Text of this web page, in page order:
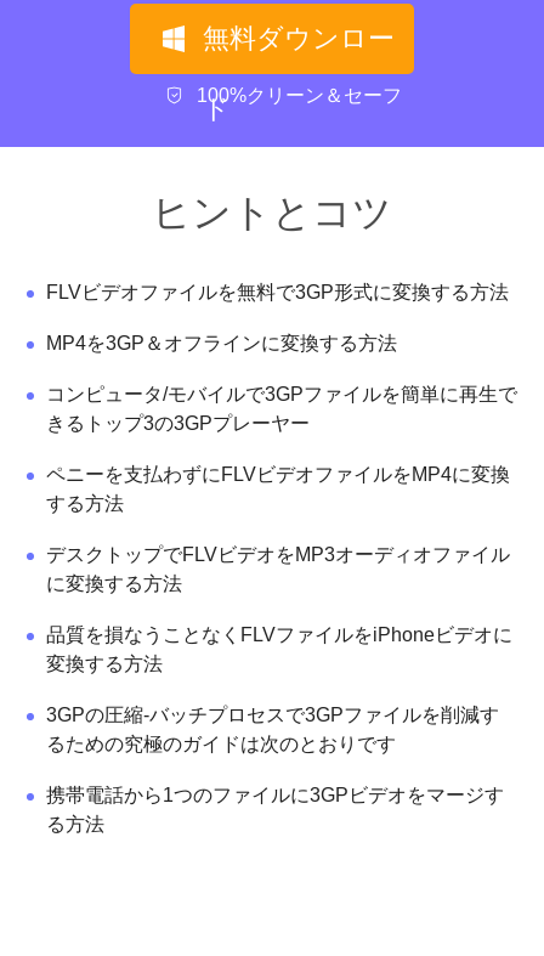
無料ダウンロー
ド
100%クリーン＆セーフ
ヒントとコツ
FLVビデオファイルを無料で3GP形式に変換する方法
MP4を3GP＆オフラインに変換する方法
コンピュータ/モバイルで3GPファイルを簡単に再生で
きるトップ3の3GPプレーヤー
ペニーを支払わずにFLVビデオファイルをMP4に変換
する方法
デスクトップでFLVビデオをMP3オーディオファイル
に変換する方法
品質を損なうことなくFLVファイルをiPhoneビデオに
変換する方法
3GPの圧縮-バッチプロセスで3GPファイルを削減す
るための究極のガイドは次のとおりです
携帯電話から1つのファイルに3GPビデオをマージす
る方法